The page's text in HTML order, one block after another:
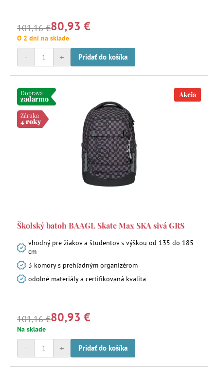
101,16 €80,93 €
O 2 dni na sklade
+
- Pridať do košíka
Doprava
zadarmo
Záruka
4 roky
Akcia
Školský batoh BAAGL Skate Max SKA sivá GRS
vhodný pre žiakov a študentov s výškou od 135 do 185
cm
3 komory s prehľadným organizérom
odolné materiály a certifikovaná kvalita
101,16 €80,93 €
Na sklade
+
- Pridať do košíka